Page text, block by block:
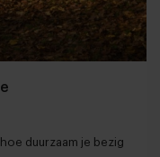
duurzaam je bezig